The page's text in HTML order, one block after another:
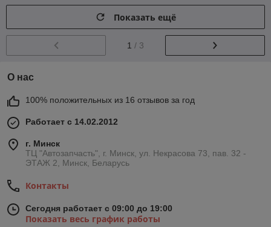
Показать ещё
1 / 3
О нас
100% положительных из 16 отзывов за год
Работает с 14.02.2012
г. Минск
ТЦ "Автозапчасть", г. Минск, ул. Некрасова 73, пав. 32 -
ЭТАЖ 2, Минск, Беларусь
Контакты
Сегодня работает с 09:00 до 19:00
Показать весь график работы